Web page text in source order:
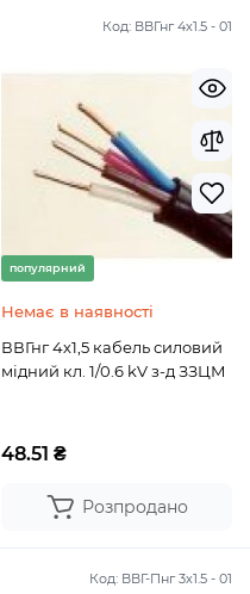
Код: ВВГнг 4х1.5 - 01
популярний
Немає в наявності
ВВГнг 4х1,5 кабель силовий
мідний кл. 1/0.6 kV з-д ЗЗЦМ
48.51 ₴
Розпродано
Код: ВВГ-Пнг 3х1.5 - 01